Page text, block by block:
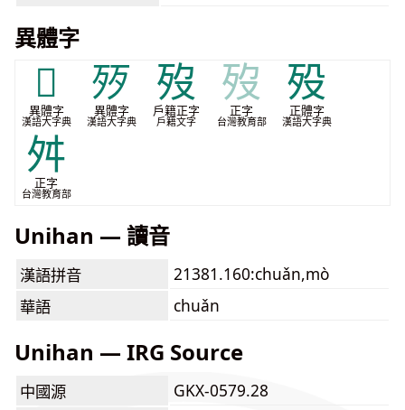
異體字
𣧘
異體字
漢語大字典
㱛
異體字
漢語大字典
歿
戶籍正字
戶籍文字
歿
正字
台灣教育部
殁
正體字
漢語大字典
舛
正字
台灣教育部
Unihan — 讀音
漢語拼音
21381.160:chuǎn,mò
華語
chuǎn
Unihan — IRG Source
中國源
GKX-0579.28